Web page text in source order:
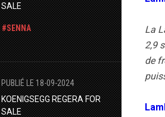
SALE
SENNA
PUBLIÉ LE 18-09-2024
KOENIGSEGG REGERA FOR
SALE
La
2,9
de